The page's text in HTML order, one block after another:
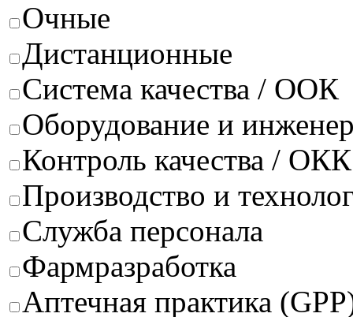
Очные
Дистанционные
Система качества / ООК
Оборудование и
Контроль качества / ОКК
Производство и
Служба персонала
Фармразработка
Аптечная практика